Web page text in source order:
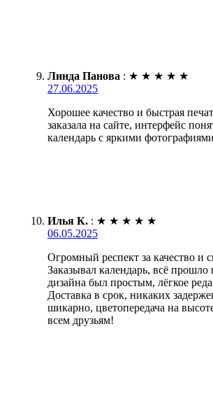
Линда Панова : ★ ★ ★ ★ ★
27.06.2025
Хорошее качество и быстрая
заказала на сайте, интерфейс
календарь с яркими
Илья К. : ★ ★ ★ ★ ★
06.05.2025
Огромный респект за качество и
Заказывал календарь, всё прошло
дизайна был простым, лёгкое
Доставка в срок, никаких
шикарно, цветопередача на
всем друзьям!